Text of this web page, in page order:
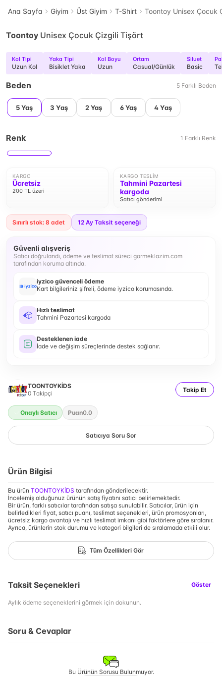
Ana Sayfa Giyim Üst Giyim T-Shirt Toontoy Unisex Çocuk
Toontoy Unisex Çocuk Çizgili Tişört
Kol Tipi
Uzun Kol
Yaka Tipi
Bisiklet Yaka
Kol Boyu
Uzun
Ortam
Casual/Günlük
Siluet
Basic
Beden 5 Farklı Beden
5 Yaş 3 Yaş 2 Yaş 6 Yaş 4 Yaş
Renk 1 Farklı Renk
KARGO
Ücretsiz
200 TL üzeri
KARGO TESLIM
Tahmini Pazartesi
kargoda
Satıcı gönderimi
Sınırlı stok: 8 adet 12 Ay Taksit seçeneği
Güvenli alışveriş
Satıcı doğrulandı, ödeme ve teslimat süreci gormeklazim.com
tarafından koruma altında.
iyzico güvenceli ödeme
Kart bilgileriniz şifreli, ödeme iyzico korumasında.
Hızlı teslimat
Tahmini Pazartesi kargoda
Desteklenen iade
İade ve değişim süreçlerinde destek sağlanır.
TOONTOYKİDS
0 Takipçi Takip Et
Onaylı Satıcı Puan0.0
Satıcıya Soru Sor
Ürün Bilgisi
Bu ürün TOONTOYKİDS tarafından gönderilecektir.
İncelemiş olduğunuz ürünün satış fiyatını satıcı belirlemektedir.
Bir ürün, farklı satıcılar tarafından satışa sunulabilir. Satıcılar, ürün için
belirledikleri fiyat, satıcı puanı, teslimat seçenekleri, ürün promosyonları,
ücretsiz kargo avantajı ve hızlı teslimat imkanı gibi faktörlere göre sıralanır.
Ayrıca, ürünlerin stok durumu ve kategori bilgileri de sıralamada etkili olur.
Tüm Özellikleri Gör
Taksit Seçenekleri Göster
Aylık ödeme seçeneklerini görmek için dokunun.
Soru & Cevaplar
Bu Ürünün Sorusu Bulunmuyor.